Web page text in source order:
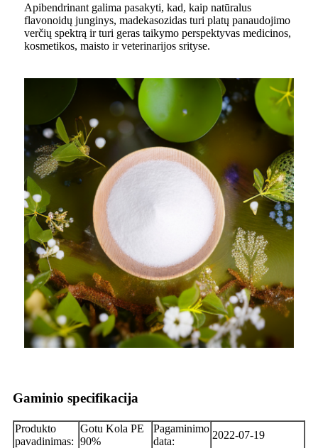
Apibendrinant galima pasakyti, kad, kaip natūralus
flavonoidų junginys, madekasozidas turi platų panaudojimo
verčių spektrą ir turi geras taikymo perspektyvas medicinos,
kosmetikos, maisto ir veterinarijos srityse.
Gaminio specifikacija
Produkto
pavadinimas:
Gotu Kola PE
90%
Pagaminimo
data:
2022-07-19